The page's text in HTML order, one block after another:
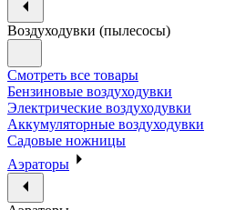
Воздуходувки (пылесосы)
Смотреть все товары
Бензиновые воздуходувки
Электрические воздуходувки
Аккумуляторные воздуходувки
Садовые ножницы
Аэраторы